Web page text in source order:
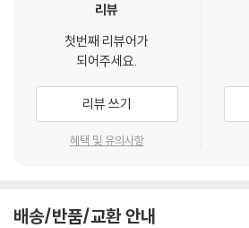
리뷰
첫번째 리뷰어가
되어주세요.
리뷰 쓰기
혜택 및 유의사항
배송/반품/교환 안내